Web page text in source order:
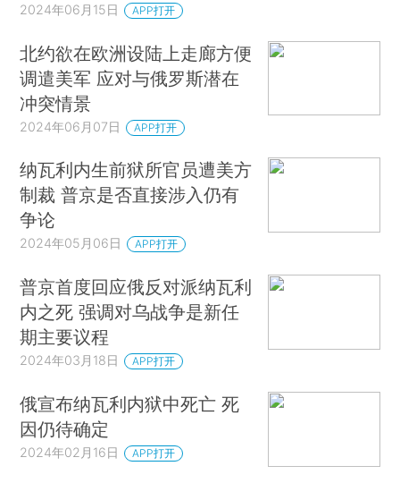
2024年06月15日 APP打开
北约欲在欧洲设陆上走廊方便
调遣美军 应对与俄罗斯潜在
冲突情景
2024年06月07日 APP打开
纳瓦利内生前狱所官员遭美方
制裁 普京是否直接涉入仍有
争论
2024年05月06日 APP打开
普京首度回应俄反对派纳瓦利
内之死 强调对乌战争是新任
期主要议程
2024年03月18日 APP打开
俄宣布纳瓦利内狱中死亡 死
因仍待确定
2024年02月16日 APP打开